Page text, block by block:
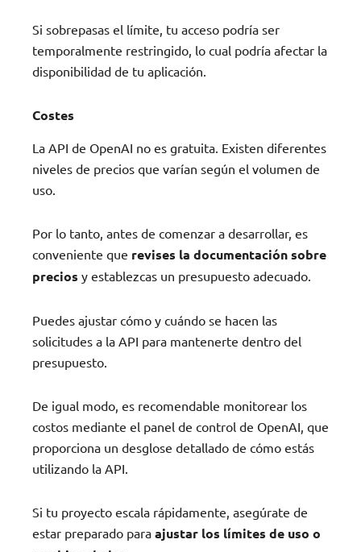
Si sobrepasas el límite, tu acceso podría ser
temporalmente restringido, lo cual podría afectar la
disponibilidad de tu aplicación.
Costes
La API de OpenAI no es gratuita. Existen diferentes
niveles de precios que varían según el volumen de
uso.
Por lo tanto, antes de comenzar a desarrollar, es
conveniente que revises la documentación sobre
precios y establezcas un presupuesto adecuado.
Puedes ajustar cómo y cuándo se hacen las
solicitudes a la API para mantenerte dentro del
presupuesto.
De igual modo, es recomendable monitorear los
costos mediante el panel de control de OpenAI, que
proporciona un desglose detallado de cómo estás
utilizando la API.
Si tu proyecto escala rápidamente, asegúrate de
estar preparado para ajustar los límites de uso o